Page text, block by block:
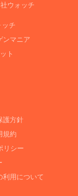
ウォッチ
ッチ
ンマニア
ト
護方針
規約
リシー
利用について